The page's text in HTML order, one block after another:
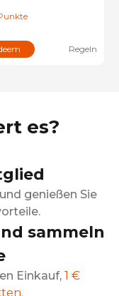
Regeln
es?
genießen Sie
sammeln
Einkauf, 1 €